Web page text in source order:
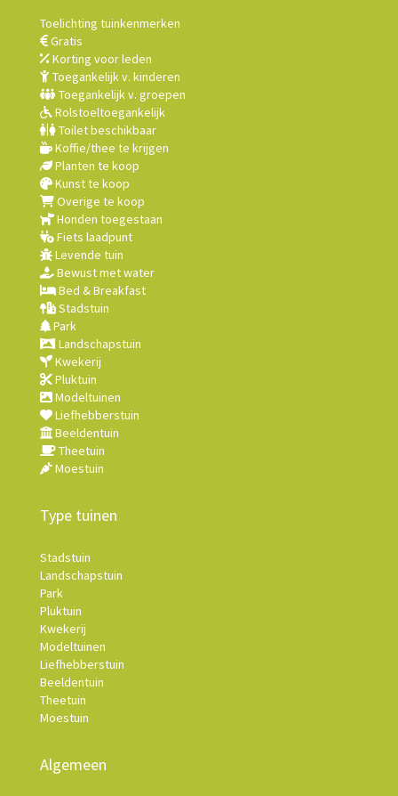
Toelichting tuinkenmerken
Gratis
Korting voor leden
Toegankelijk v. kinderen
Toegankelijk v. groepen
Rolstoeltoegankelijk
Toilet beschikbaar
Koffie/thee te krijgen
Planten te koop
Kunst te koop
Overige te koop
Honden toegestaan
Fiets laadpunt
Levende tuin
Bewust met water
Bed & Breakfast
Stadstuin
Park
Landschapstuin
Kwekerij
Pluktuin
Modeltuinen
Liefhebberstuin
Beeldentuin
Theetuin
Moestuin
Type tuinen
Stadstuin
Landschapstuin
Park
Pluktuin
Kwekerij
Modeltuinen
Liefhebberstuin
Beeldentuin
Theetuin
Moestuin
Algemeen